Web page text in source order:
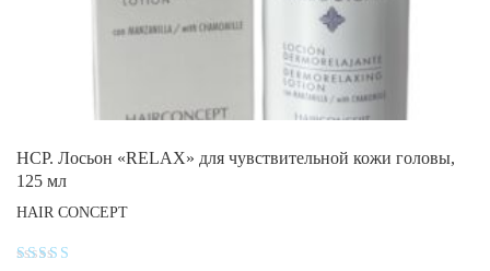
HCP. Лосьон «RELAX» для чувствительной кожи головы,
125 мл
HAIR CONCEPT